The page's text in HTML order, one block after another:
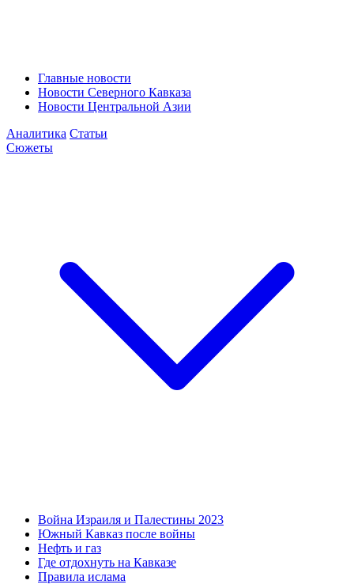
Главные новости
Новости Северного Кавказа
Новости Центральной Азии
Аналитика Статьи
Сюжеты
Война Израиля и Палестины 2023
Южный Кавказ после войны
Нефть и газ
Где отдохнуть на Кавказе
Правила ислама